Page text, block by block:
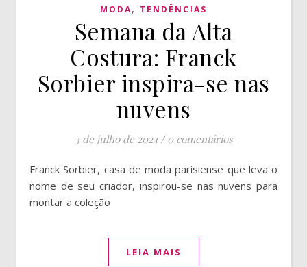
MODA, TENDÊNCIAS
Semana da Alta
Costura: Franck
Sorbier inspira-se nas
nuvens
3 de julho de 2024 / 0 comentários
Franck Sorbier, casa de moda parisiense que leva o
nome de seu criador, inspirou-se nas nuvens para
montar a coleção
LEIA MAIS